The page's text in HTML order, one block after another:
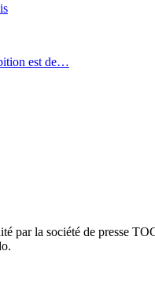
est de…
par la société de presse